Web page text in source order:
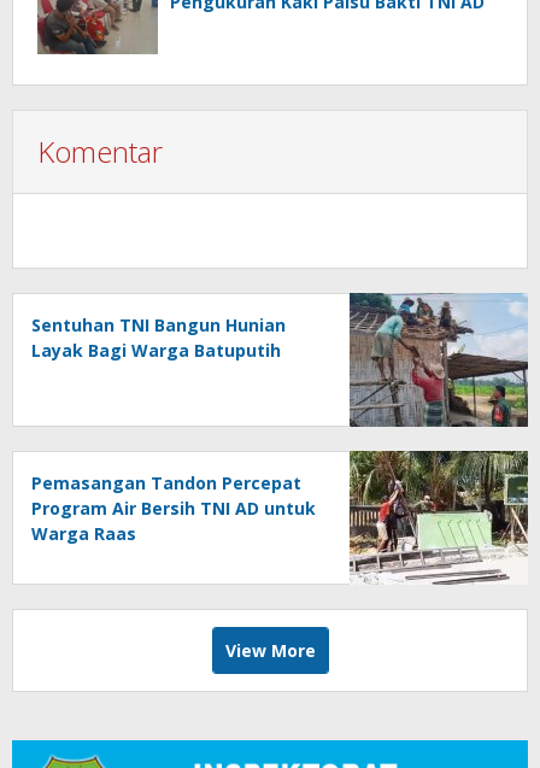
Komentar
Sentuhan TNI Bangun Hunian
Layak Bagi Warga Batuputih
Pemasangan Tandon Percepat
Program Air Bersih TNI AD untuk
Warga Raas
View More